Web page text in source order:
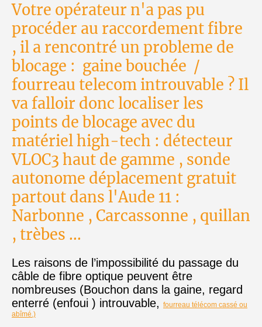
Votre opérateur n'a pas pu
procéder au raccordement fibre
, il a rencontré un probleme de
blocage : gaine bouchée /
fourreau telecom introuvable ? Il
va falloir donc localiser les
points de blocage avec du
matériel high-tech : détecteur
VLOC3 haut de gamme , sonde
autonome déplacement gratuit
partout dans l'Aude 11 :
Narbonne , Carcassonne , quillan
, trèbes ...
Les raisons de l’impossibilité du passage du
câble de fibre optique peuvent être
nombreuses (Bouchon dans la gaine, regard
enterré (enfoui ) introuvable, fourreau télécom cassé ou
abîmé.)